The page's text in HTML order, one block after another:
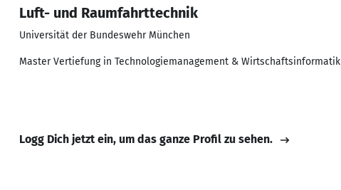
Luft- und Raumfahrttechnik
Universität der Bundeswehr München
Master Vertiefung in Technologiemanagement & Wirtschaftsinformatik
Logg Dich jetzt ein, um das ganze Profil zu sehen.